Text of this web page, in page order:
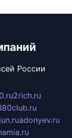
России
2rich.ru
adonyev.ru